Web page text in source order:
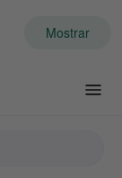
Mostrar